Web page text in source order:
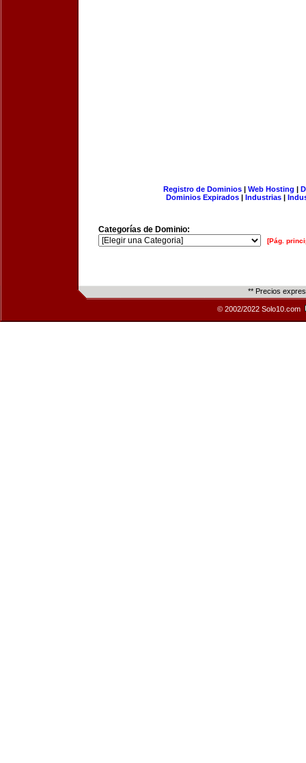
Registro de Dominios| Web Hosting |
Dominios Expirados | Industrias |
Categorías de Dominio:
[Pág.
** Precios
© 2002/2022 Solo10.com